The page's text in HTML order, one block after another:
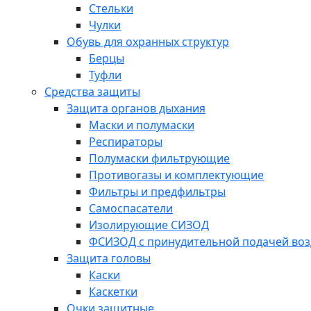
Стельки
Чулки
Обувь для охранных структур
Берцы
Туфли
Средства защиты
Защита органов дыхания
Маски и полумаски
Респираторы
Полумаски фильтрующие
Противогазы и комплектующие
Фильтры и предфильтры
Самоспасатели
Изолирующие СИЗОД
ФСИЗОД с принудительной подачей
Защита головы
Каски
Каскетки